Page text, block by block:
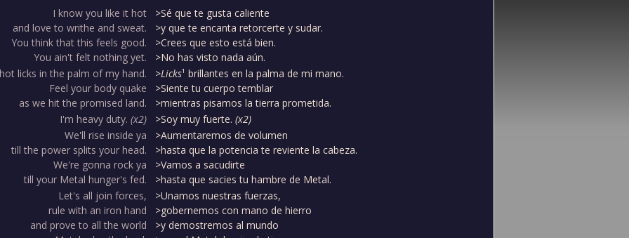
I know you like it hot
and love to writhe and sweat.
You think that this feels good.
You ain't felt nothing yet.
>Sé que te gusta caliente
>y que te encanta retorcerte y sudar.
>Crees que esto está bien.
>No has visto nada aún.
licks in the palm of my hand.
Feel your body quake
as we hit the promised land.
>Licks¹ brillantes en la palma de mi mano.
>Siente tu cuerpo temblar
>mientras pisamos la tierra prometida.
I'm heavy duty. (x2) >Soy muy fuerte. (x2)
We'll rise inside ya
till the power splits your head.
We're gonna rock ya
till your Metal hunger's fed.
>Aumentaremos de volumen
>hasta que la potencia te reviente la cabeza.
>Vamos a sacudirte
>hasta que sacies tu hambre de Metal.
Let's all join forces,
rule with an iron hand
and prove to all the world
>Unamos nuestras fuerzas,
>gobernemos con mano de hierro
>y demostremos al mundo